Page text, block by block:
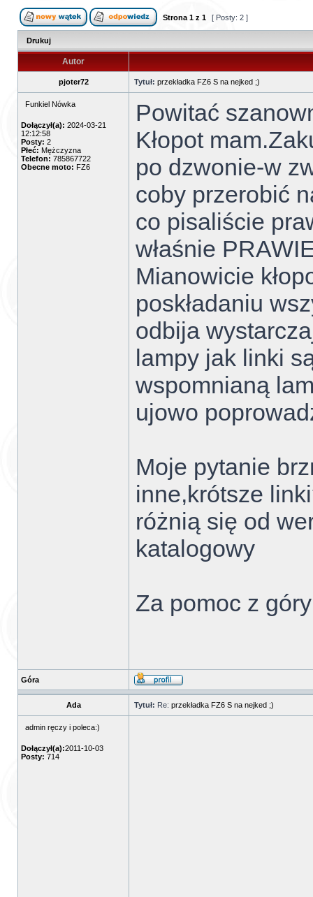
Strona 1 z 1 [ Posty: 2 ]
Drukuj
Autor
pjoter72 Tytuł: przekładka FZ6 S na nejked ;)
Funkiel Nówka
Dołączył(a): 2024-03-21
12:12:58
Posty: 2
Płeć: Mężczyzna
Telefon: 785867722
Obecne moto: FZ6
Powitać
Kłopot
po dzwonie-w
coby przerobić
co pisaliście
właśnie
Mianowicie
poskładaniu
odbija
lampy jak linki
wspomnianą
ujowo
Moje pytanie
inne,krótsze
różnią się od
katalogowy
Za pomoc z
Góra
Ada Tytuł: Re: przekładka FZ6 S na nejked ;)
admin ręczy i poleca:)
Dołączył(a):2011-10-03
Posty: 714